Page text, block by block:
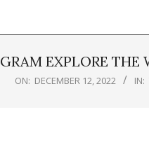
EXPLORE
ON: DECEMBER 12, 2022 IN: